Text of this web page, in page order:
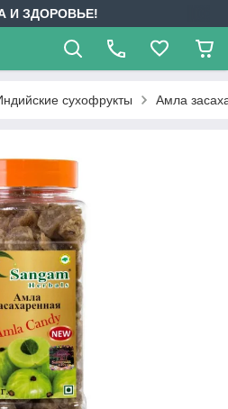
И ЗДОРОВЬЕ!
сухофрукты Амла